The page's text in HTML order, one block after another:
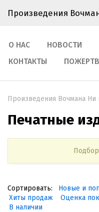
Произведения
О НАС НОВОСТИ
КОНТАКТЫ
Произведения Вочмана Ни
Печатные
Сортировать: Новые и
Хиты продаж
Оценка
В наличии